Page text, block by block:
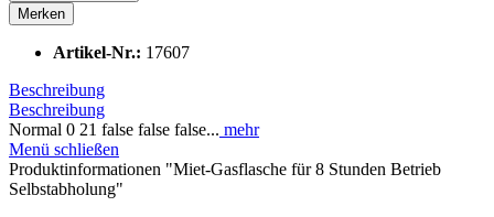
Merken
Artikel-Nr.: 17607
Beschreibung
Beschreibung
Normal 0 21 false false false... mehr
Menü schließen
Produktinformationen "Miet-Gasflasche für 8 Stunden Betrieb
Selbstabholung"